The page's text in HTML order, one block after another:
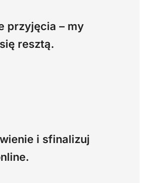
przyjęcia – my
resztą.
i sfinalizuj